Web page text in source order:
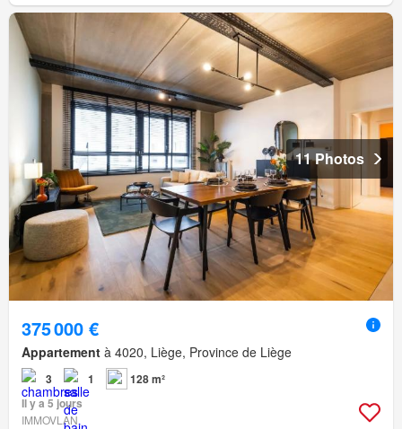
11 Photos
375 000 €
Appartement à 4020, Liège, Province de Liège
3 1
128 m²
Il y a 5 jours
IMMOVLAN